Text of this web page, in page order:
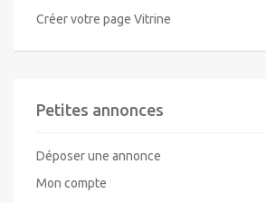
Créer votre page Vitrine
Petites annonces
Déposer une annonce
Mon compte